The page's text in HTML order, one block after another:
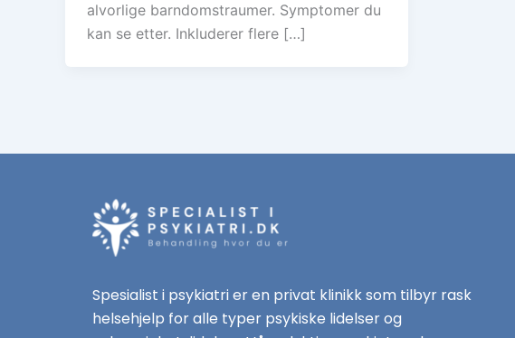
alvorlige barndomstraumer. Symptomer du
kan se etter. Inkluderer flere […]
Spesialist i psykiatri er en privat klinikk som tilbyr rask
helsehjelp for alle typer psykiske lidelser og